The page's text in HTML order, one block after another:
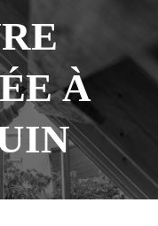
À